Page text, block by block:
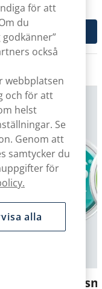
citron
Nya
för att
du
godkänner”
också
webbplatsen
och för att
helst
Se
Genom att
samtycker du
för
alla